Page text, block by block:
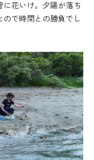
花いけ。夕陽が落ち
で時間との勝負でし